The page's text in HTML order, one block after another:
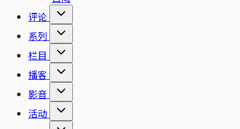
评论
系列
栏目
播客
影音
活动